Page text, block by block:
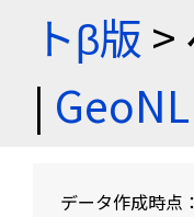
トβ版 >
|
データ作成時点：